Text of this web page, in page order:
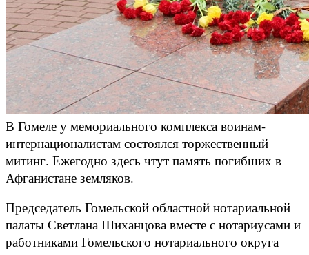
В Гомеле у мемориального комплекса воинам-
интернационалистам состоялся торжественный
митинг. Ежегодно здесь чтут память погибших в
Афганистане земляков.
Председатель Гомельской областной нотариальной
палаты Светлана Шиханцова вместе с нотариусами и
работниками Гомельского нотариального округа